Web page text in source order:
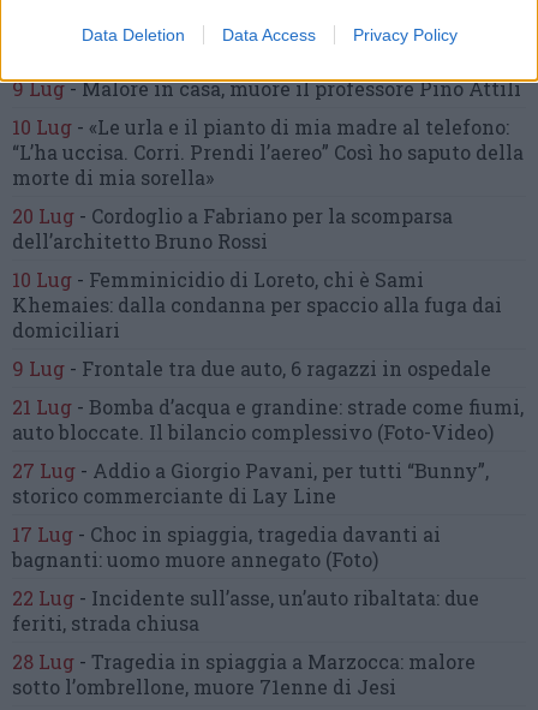
Data Deletion Data Access Privacy Policy
-Tragedia a Marzocca,
donna travolta e uccisa
da un treno(Foto)
9 Lug-Malore in casa, muoreil professore Pino Attili
10 Lug - «Le urla e il pianto di mia madre al telefono:
“L’ha uccisa. Corri. Prendi l’aereo” Così ho saputo della
morte di mia sorella»
20 Lug - Cordoglio a Fabriano per la scomparsa
dell’architetto Bruno Rossi
10 Lug - Femminicidio di Loreto, chi è Sami
Khemaies: dalla condanna per spaccio alla fuga dai
domiciliari
9 Lug - Frontale tra due auto, 6 ragazzi in ospedale
21 Lug - Bomba d’acqua e grandine: strade come fiumi,
auto bloccate. Il bilancio complessivo (Foto-Video)
27 Lug - Addio a Giorgio Pavani, per tutti “Bunny”,
storico commerciante di Lay Line
17 Lug - Choc in spiaggia, tragedia davanti ai
bagnanti:uomo muore annegato (Foto)
22 Lug - Incidente sull’asse, un’auto ribaltata: due
feriti, strada chiusa
28 Lug - Tragedia in spiaggia a Marzocca: malore
sotto l’ombrellone, muore 71enne di Jesi